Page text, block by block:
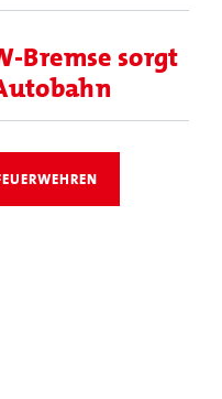
Bremse sorgt